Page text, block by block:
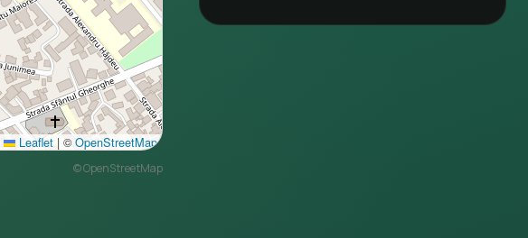
Leaflet | ©OpenStreetMap
©OpenStreetMap